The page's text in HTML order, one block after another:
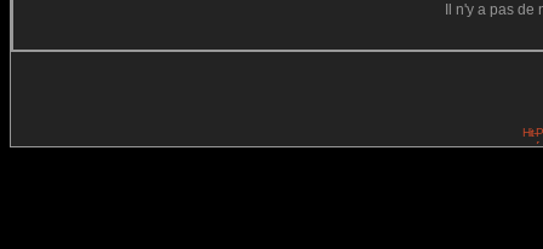
Il n'y a pas